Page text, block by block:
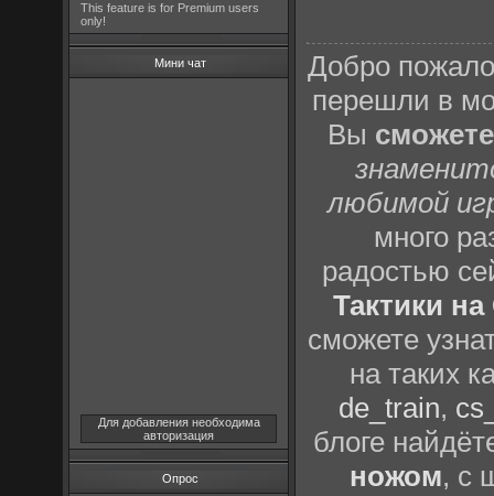
This feature is for Premium users
only!
Мини чат
Для добавления необходима
авторизация
Опрос
Добро
перешли в
Вы
любимой
много
радостью
Тактики
сможете
на таких
de_train,
блоге
ножом, с